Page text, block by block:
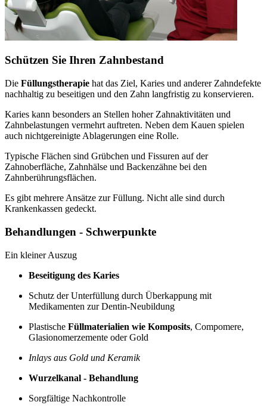
Schützen Sie Ihren Zahnbestand
Die Füllungstherapie hat das Ziel, Karies und anderer Zahndefekte
nachhaltig zu beseitigen und den Zahn langfristig zu konservieren.
Karies kann besonders an Stellen hoher Zahnaktivitäten und
Zahnbelastungen vermehrt auftreten. Neben dem Kauen spielen
auch nichtgereinigte Ablagerungen eine Rolle.
Typische Flächen sind Grübchen und Fissuren auf der
Zahnoberfläche, Zahnhälse und Backenzähne bei den
Zahnberührungsflächen.
Es gibt mehrere Ansätze zur Füllung. Nicht alle sind durch
Krankenkassen gedeckt.
Behandlungen - Schwerpunkte
Ein kleiner Auszug
Beseitigung des Karies
Schutz der Unterfüllung durch Überkappung mit
Medikamenten zur Dentin-Neubildung
Plastische Füllmaterialien wie Komposits, Compomere,
Glasionomerzemente oder Gold
Inlays aus Gold und Keramik
Wurzelkanal - Behandlung
Sorgfältige Nachkontrolle